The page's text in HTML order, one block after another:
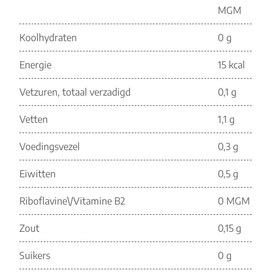
MGM
Koolhydraten 0 g
Energie 15 kcal
Vetzuren, totaal verzadigd 0,1 g
Vetten 1,1 g
Voedingsvezel 0,3 g
Eiwitten 0,5 g
Riboflavine\/Vitamine B2 0 MGM
Zout 0,15 g
Suikers 0 g